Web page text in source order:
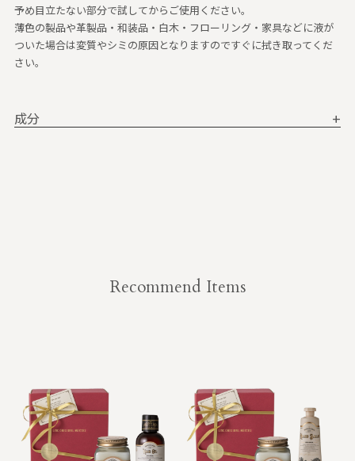
予め目立たない部分で試してからご使用ください。
薄色の製品や革製品・和装品・白木・フローリング・家具などに液が
ついた場合は変質やシミの原因となりますのですぐに拭き取ってくだ
さい。
成分 +
Recommend Items